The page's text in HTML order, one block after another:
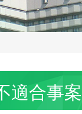
適合事